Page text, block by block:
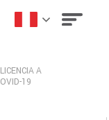
A
19